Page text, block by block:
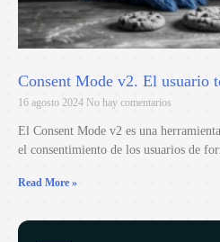
Consent Mode v2. El usuario
16 agosto 2024 No hay comentarios
El Consent Mode v2 es una
el consentimiento de los usuarios de
Read More »